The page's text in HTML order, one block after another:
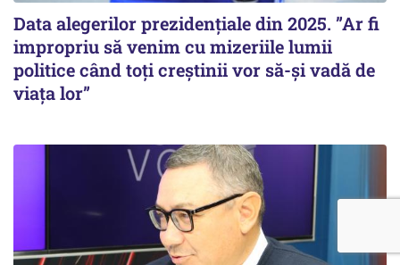
Data alegerilor prezidențiale din 2025. ”Ar fi
impropriu să venim cu mizeriile lumii
politice când toți creștinii vor să-și vadă de
viața lor”